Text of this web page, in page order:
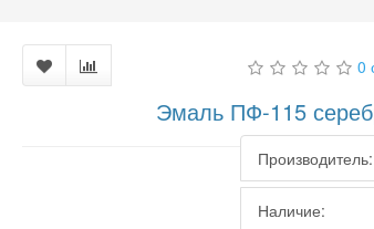
0
Эмаль ПФ-115
Производитель:
Наличие: